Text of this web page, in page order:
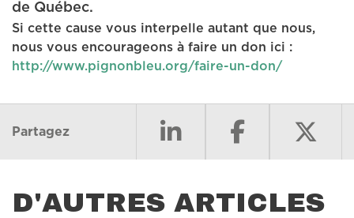
de Québec.
Si cette cause vous interpelle autant que nous,
nous vous encourageons à faire un don ici :
http://www.pignonbleu.org/faire-un-don/
Partagez
D'AUTRES ARTICLES